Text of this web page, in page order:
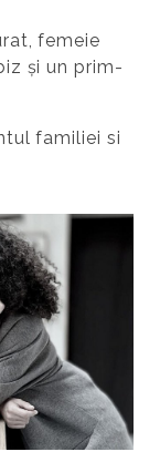
femeie
și un prim-
familiei si